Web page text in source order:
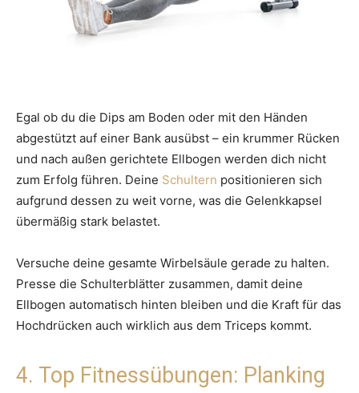
Egal ob du die Dips am Boden oder mit den Händen
abgestützt auf einer Bank ausübst – ein krummer Rücken
und nach außen gerichtete Ellbogen werden dich nicht
zum Erfolg führen. Deine Schultern positionieren sich
aufgrund dessen zu weit vorne, was die Gelenkkapsel
übermäßig stark belastet.
Versuche deine gesamte Wirbelsäule gerade zu halten.
Presse die Schulterblätter zusammen, damit deine
Ellbogen automatisch hinten bleiben und die Kraft für das
Hochdrücken auch wirklich aus dem Triceps kommt.
4. Top Fitnessübungen: Planking